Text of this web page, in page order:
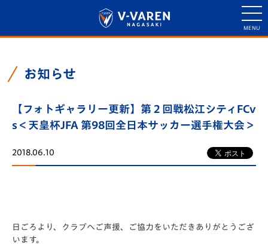
お知らせ
【フォトギャラリー更新】第２回戦松江シティFCv
s＜天皇杯JFA 第98回全日本サッカー選手権大会＞
2018.06.10
日ごろより、クラブへご声援、ご協力をいただきありがとうござ
います。